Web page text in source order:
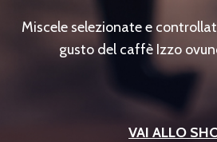
Miscele selezionate e
gusto del caffè Izzo
VAI ALLO